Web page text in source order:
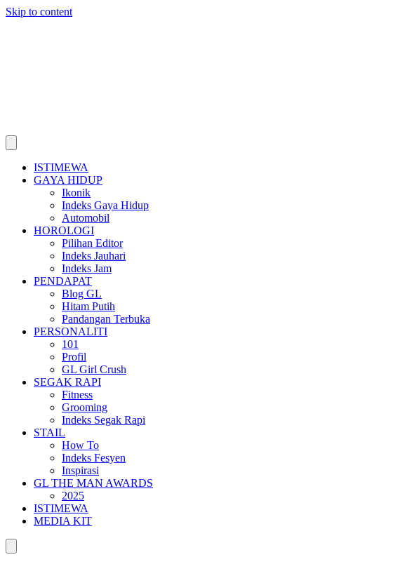
Skip to content
ISTIMEWA
GAYA HIDUP
Ikonik
Indeks Gaya Hidup
Automobil
HOROLOGI
Pilihan Editor
Indeks Jauhari
Indeks Jam
PENDAPAT
Blog GL
Hitam Putih
Pandangan Terbuka
PERSONALITI
101
Profil
GL Girl Crush
SEGAK RAPI
Fitness
Grooming
Indeks Segak Rapi
STAIL
How To
Indeks Fesyen
Inspirasi
GL THE MAN AWARDS
2025
ISTIMEWA
MEDIA KIT